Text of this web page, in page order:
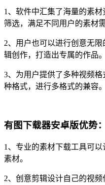
1、软件中汇集了海量的素
筛选，满足不同用户的素材需
2、用户也可以进行创意无
辑创作，打造出专属的作品。
3、为用户提供了多种视频
种格式，进行多格式的兼容。
有图下载器安卓版优势：
1、专业的素材下载工具可
素材。
2、创意剪辑设计自己的视